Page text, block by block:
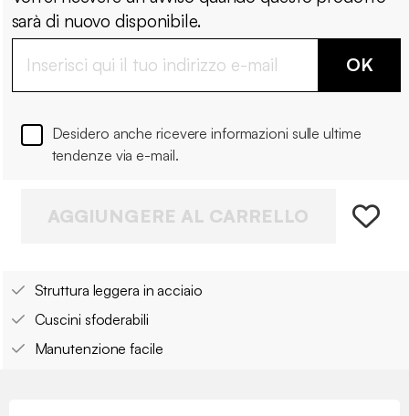
sarà di nuovo disponibile.
OK
Desidero anche ricevere informazioni sulle ultime
tendenze via e-mail.
AGGIUNGERE AL CARRELLO
Struttura leggera in acciaio
Cuscini sfoderabili
Manutenzione facile